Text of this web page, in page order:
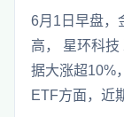
6月1日早盘，
高， 星环科
据大涨超10%
ETF方面，近